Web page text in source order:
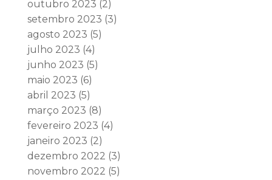
outubro 2023 (2)
setembro 2023 (3)
agosto 2023 (5)
julho 2023 (4)
junho 2023 (5)
maio 2023 (6)
abril 2023 (5)
março 2023 (8)
fevereiro 2023 (4)
janeiro 2023 (2)
dezembro 2022 (3)
novembro 2022 (5)